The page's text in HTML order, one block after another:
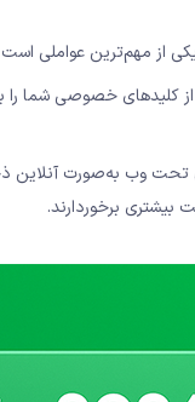
از مهم‌ترین عواملی
خصوصی شما را بر
‌وب به‌صورت آنلاین
بیشتری برخوردارند.